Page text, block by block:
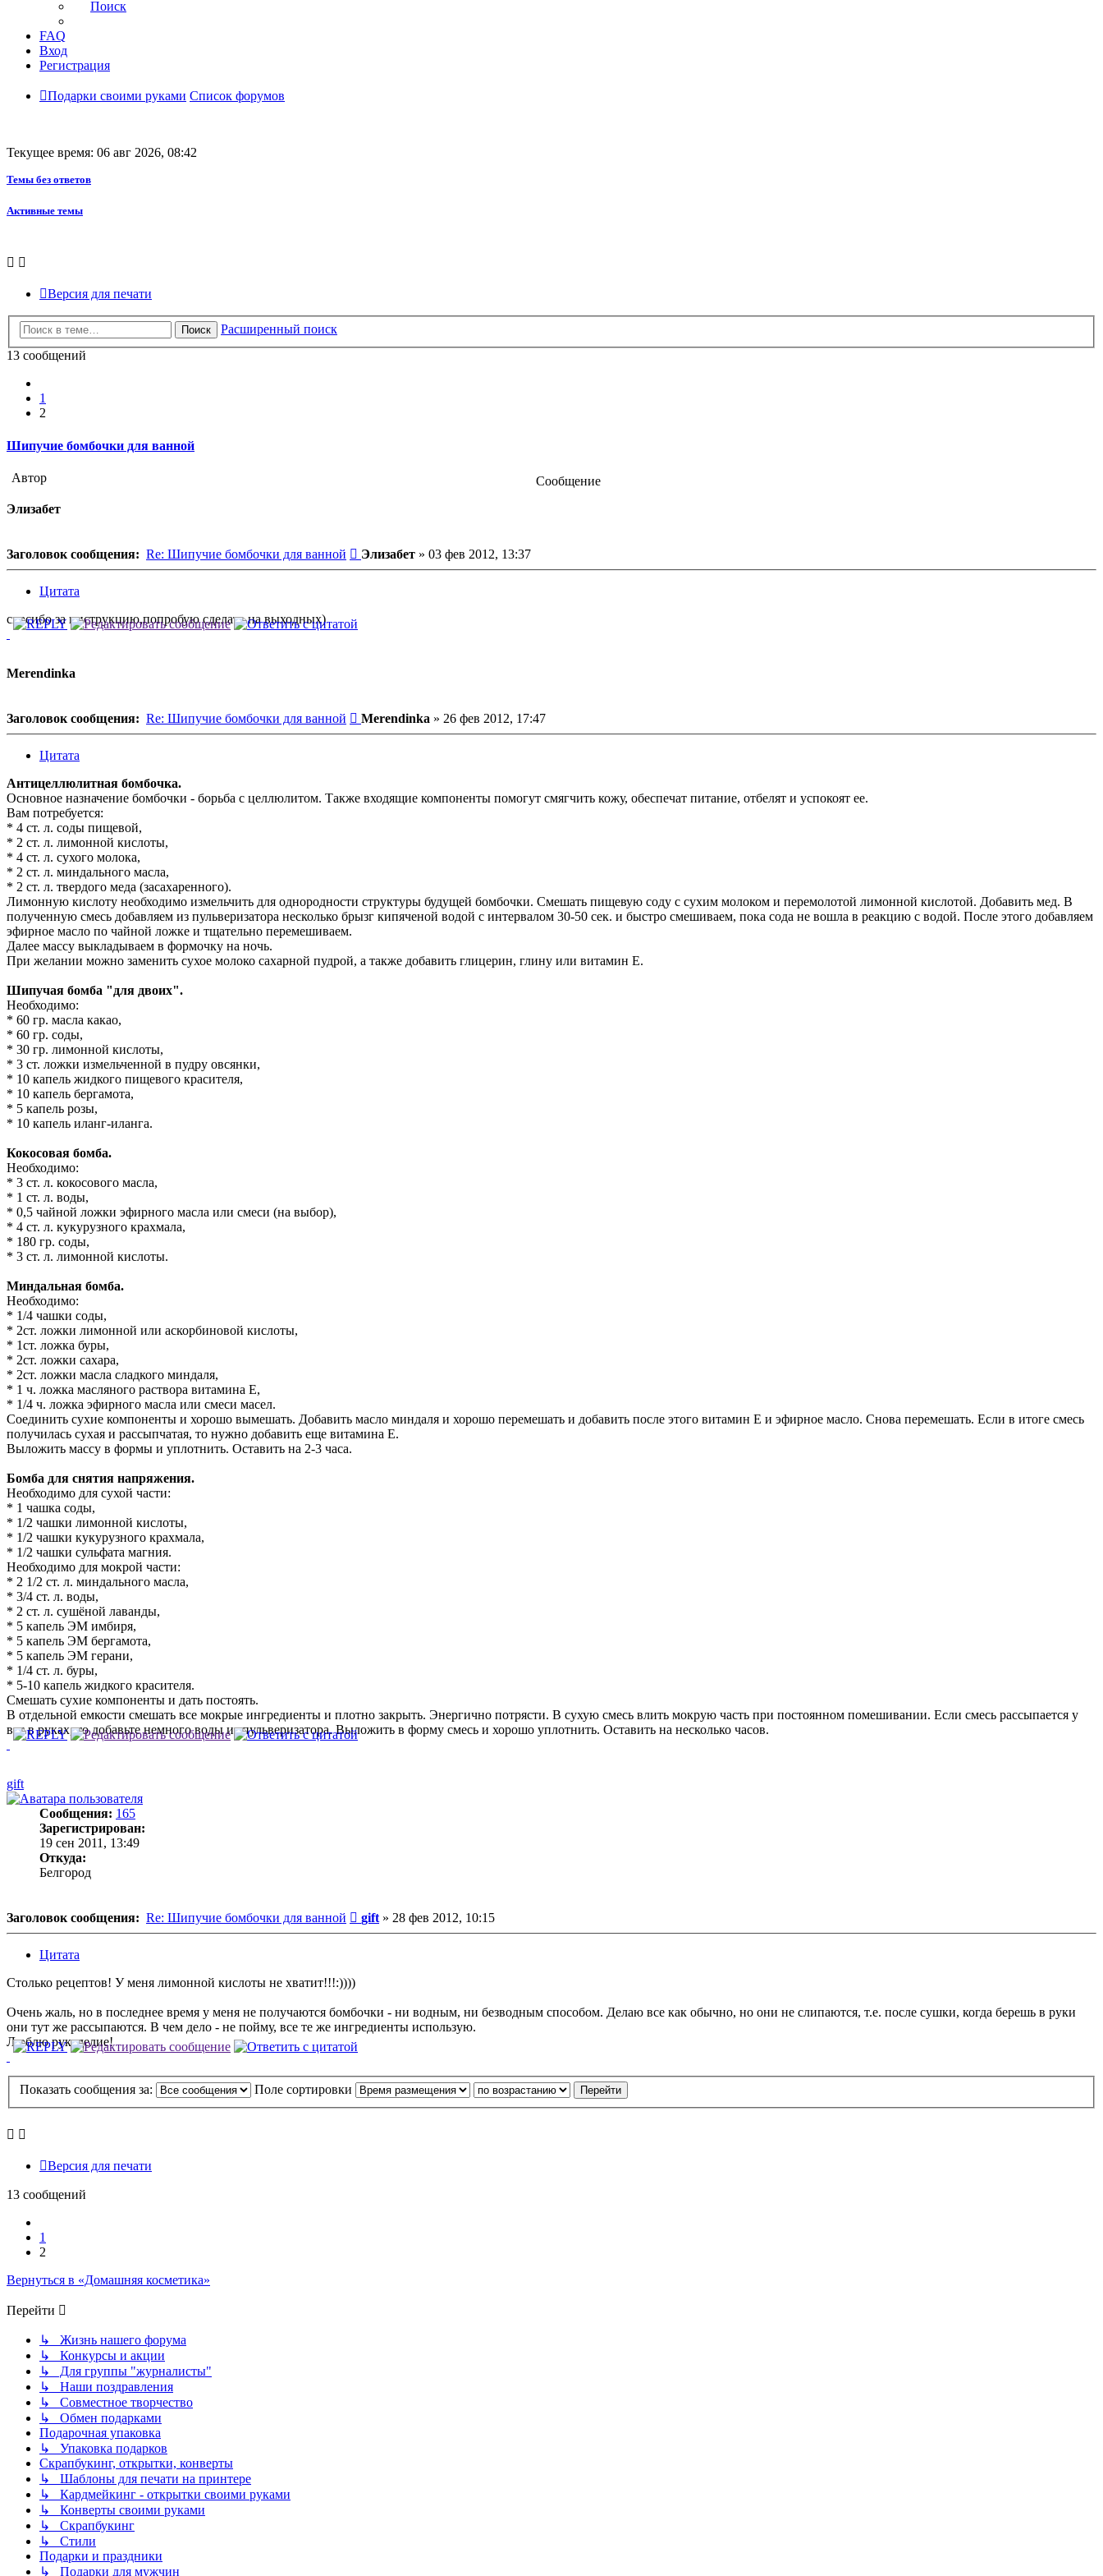
Поиск
FAQ
Вход
Регистрация
Подарки своими руками Список форумов
Текущее время: 06 авг 2026, 08:42
Темы без ответов
Активные темы
Версия для печати
Поиск
Расширенный поиск
13 сообщений
1
2
Шипучие бомбочки для ванной
Автор
Сообщение
Элизабет
Заголовок сообщения: Re: Шипучие бомбочки для ванной Сообщение
Элизабет » 03 фев 2012, 13:37
Цитата
спасибо за инструкцию,попробую сделать на выходных)
Merendinka
Заголовок сообщения: Re: Шипучие бомбочки для ванной Сообщение
Merendinka » 26 фев 2012, 17:47
Цитата
Антицеллюлитная бомбочка.
Основное назначение бомбочки - борьба с целлюлитом. Также входящие компоненты помогут смягчить кожу, обеспечат питание, отбелят и успокоят ее.
Вам потребуется:
* 4 ст. л. соды пищевой,
* 2 ст. л. лимонной кислоты,
* 4 ст. л. сухого молока,
* 2 ст. л. миндального масла,
* 2 ст. л. твердого меда (засахаренного).
Лимонную кислоту необходимо измельчить для однородности структуры будущей бомбочки. Смешать пищевую соду с сухим молоком и перемолотой лимонной кислотой. Добавить мед. В
полученную смесь добавляем из пульверизатора несколько брызг кипяченой водой с интервалом 30-50 сек. и быстро смешиваем, пока сода не вошла в реакцию с водой. После этого добавляем
эфирное масло по чайной ложке и тщательно перемешиваем.
Далее массу выкладываем в формочку на ночь.
При желании можно заменить сухое молоко сахарной пудрой, а также добавить глицерин, глину или витамин Е.
Шипучая бомба "для двоих".
Необходимо:
* 60 гр. масла какао,
* 60 гр. соды,
* 30 гр. лимонной кислоты,
* 3 ст. ложки измельченной в пудру овсянки,
* 10 капель жидкого пищевого красителя,
* 10 капель бергамота,
* 5 капель розы,
* 10 капель иланг-иланга.
Кокосовая бомба.
Необходимо:
* 3 ст. л. кокосового масла,
* 1 ст. л. воды,
* 0,5 чайной ложки эфирного масла или смеси (на выбор),
* 4 ст. л. кукурузного крахмала,
* 180 гр. соды,
* 3 ст. л. лимонной кислоты.
Миндальная бомба.
Необходимо:
* 1/4 чашки соды,
* 2ст. ложки лимонной или аскорбиновой кислоты,
* 1ст. ложка буры,
* 2ст. ложки сахара,
* 2ст. ложки масла сладкого миндаля,
* 1 ч. ложка масляного раствора витамина Е,
* 1/4 ч. ложка эфирного масла или смеси масел.
Соединить сухие компоненты и хорошо вымешать. Добавить масло миндаля и хорошо перемешать и добавить после этого витамин Е и эфирное масло. Снова перемешать. Если в итоге смесь
получилась сухая и рассыпчатая, то нужно добавить еще витамина Е.
Выложить массу в формы и уплотнить. Оставить на 2-3 часа.
Бомба для снятия напряжения.
Необходимо для сухой части:
* 1 чашка соды,
* 1/2 чашки лимонной кислоты,
* 1/2 чашки кукурузного крахмала,
* 1/2 чашки сульфата магния.
Необходимо для мокрой части:
* 2 1/2 ст. л. миндального масла,
* 3/4 ст. л. воды,
* 2 ст. л. сушёной лаванды,
* 5 капель ЭМ имбиря,
* 5 капель ЭМ бергамота,
* 5 капель ЭМ герани,
* 1/4 ст. л. буры,
* 5-10 капель жидкого красителя.
Смешать сухие компоненты и дать постоять.
В отдельной емкости смешать все мокрые ингредиенты и плотно закрыть. Энергично потрясти. В сухую смесь влить мокрую часть при постоянном помешивании. Если смесь рассыпается у
вас в руках, то добавьте немного воды из пульверизатора. Выложить в форму смесь и хорошо уплотнить. Оставить на несколько часов.
gift
Сообщения: 165
Зарегистрирован:
19 сен 2011, 13:49
Откуда:
Белгород
Заголовок сообщения: Re: Шипучие бомбочки для ванной Сообщение
gift » 28 фев 2012, 10:15
Цитата
Столько рецептов! У меня лимонной кислоты не хватит!!!:))))
Очень жаль, но в последнее время у меня не получаются бомбочки - ни водным, ни безводным способом. Делаю все как обычно, но они не слипаются, т.е. после сушки, когда берешь в руки
они тут же рассыпаются. В чем дело - не пойму, все те же ингредиенты использую.
Люблю рукоделие!
Показать сообщения за: Поле сортировки
Версия для печати
13 сообщений
1
2
Вернуться в «Домашняя косметика»
Перейти
↳ Жизнь нашего форума
↳ Конкурсы и акции
↳ Для группы "журналисты"
↳ Наши поздравления
↳ Совместное творчество
↳ Обмен подарками
Подарочная упаковка
↳ Упаковка подарков
Скрапбукинг, открытки, конверты
↳ Шаблоны для печати на принтере
↳ Кардмейкинг - открытки своими руками
↳ Конверты своими руками
↳ Скрапбукинг
↳ Стили
Подарки и праздники
↳ Подарки для мужчин